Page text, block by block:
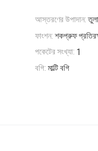
আস্তরণের উপাদান: তুলা
ফাংশন: শকপ্রুফ
পকেটের সংখ্যা: 1
বগি: মাল্টি বগি